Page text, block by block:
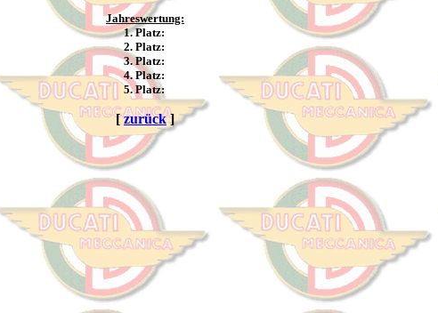
Jahreswertung:
1. Platz:
2. Platz:
3. Platz:
4. Platz:
5. Platz:
[zurück ]